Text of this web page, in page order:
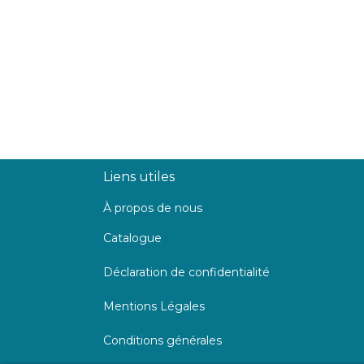
Liens utiles
À propos de nous
Catalogue
Déclaration de confidentialité
Mentions Légales
Conditions générales